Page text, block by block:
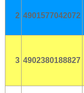
2 4901577042072
3 4902380188827